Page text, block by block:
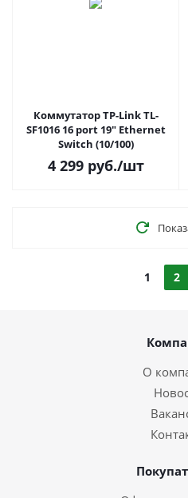
Коммутатор TP-Link TL-
SF1016 16 port 19" Ethernet
Switch (10/100)
4 299руб./шт
1 2
О